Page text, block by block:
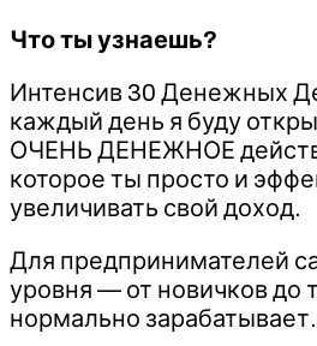
Что ты узнаешь?
Интенсив 30 Денежных
каждый день я буду
ОЧЕНЬ ДЕНЕЖНОЕ
которое ты просто и
увеличивать свой доход.
Для предпринимателей
уровня — от новичков до
нормально зарабатывает.